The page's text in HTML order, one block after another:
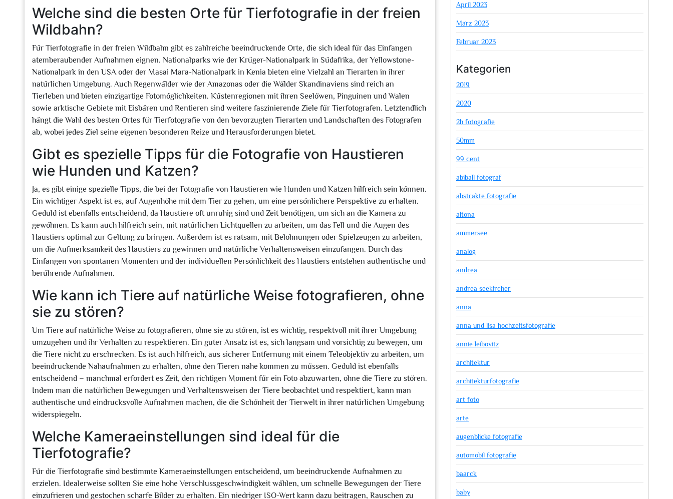
Welche sind die besten Orte für Tierfotografie in der freien
Wildbahn?
Für Tierfotografie in der freien Wildbahn gibt es zahlreiche beeindruckende Orte, die sich ideal für das Einfangen
atemberaubender Aufnahmen eignen. Nationalparks wie der Krüger-Nationalpark in Südafrika, der Yellowstone-
Nationalpark in den USA oder der Masai Mara-Nationalpark in Kenia bieten eine Vielzahl an Tierarten in ihrer
natürlichen Umgebung. Auch Regenwälder wie der Amazonas oder die Wälder Skandinaviens sind reich an
Tierleben und bieten einzigartige Fotomöglichkeiten. Küstenregionen mit ihren Seelöwen, Pinguinen und Walen
sowie arktische Gebiete mit Eisbären und Rentieren sind weitere faszinierende Ziele für Tierfotografen. Letztendlich
hängt die Wahl des besten Ortes für Tierfotografie von den bevorzugten Tierarten und Landschaften des Fotografen
ab, wobei jedes Ziel seine eigenen besonderen Reize und Herausforderungen bietet.
Gibt es spezielle Tipps für die Fotografie von Haustieren
wie Hunden und Katzen?
Ja, es gibt einige spezielle Tipps, die bei der Fotografie von Haustieren wie Hunden und Katzen hilfreich sein können.
Ein wichtiger Aspekt ist es, auf Augenhöhe mit dem Tier zu gehen, um eine persönlichere Perspektive zu erhalten.
Geduld ist ebenfalls entscheidend, da Haustiere oft unruhig sind und Zeit benötigen, um sich an die Kamera zu
gewöhnen. Es kann auch hilfreich sein, mit natürlichen Lichtquellen zu arbeiten, um das Fell und die Augen des
Haustiers optimal zur Geltung zu bringen. Außerdem ist es ratsam, mit Belohnungen oder Spielzeugen zu arbeiten,
um die Aufmerksamkeit des Haustiers zu gewinnen und natürliche Verhaltensweisen einzufangen. Durch das
Einfangen von spontanen Momenten und der individuellen Persönlichkeit des Haustiers entstehen authentische und
berührende Aufnahmen.
Wie kann ich Tiere auf natürliche Weise fotografieren, ohne
sie zu stören?
Um Tiere auf natürliche Weise zu fotografieren, ohne sie zu stören, ist es wichtig, respektvoll mit ihrer Umgebung
umzugehen und ihr Verhalten zu respektieren. Ein guter Ansatz ist es, sich langsam und vorsichtig zu bewegen, um
die Tiere nicht zu erschrecken. Es ist auch hilfreich, aus sicherer Entfernung mit einem Teleobjektiv zu arbeiten, um
beeindruckende Nahaufnahmen zu erhalten, ohne den Tieren nahe kommen zu müssen. Geduld ist ebenfalls
entscheidend – manchmal erfordert es Zeit, den richtigen Moment für ein Foto abzuwarten, ohne die Tiere zu stören.
Indem man die natürlichen Bewegungen und Verhaltensweisen der Tiere beobachtet und respektiert, kann man
authentische und eindrucksvolle Aufnahmen machen, die die Schönheit der Tierwelt in ihrer natürlichen Umgebung
widerspiegeln.
Welche Kameraeinstellungen sind ideal für die
Tierfotografie?
Für die Tierfotografie sind bestimmte Kameraeinstellungen entscheidend, um beeindruckende Aufnahmen zu
erzielen. Idealerweise sollten Sie eine hohe Verschlussgeschwindigkeit wählen, um schnelle Bewegungen der Tiere
einzufrieren und gestochen scharfe Bilder zu erhalten. Ein niedriger ISO-Wert kann dazu beitragen, Rauschen zu
April 2023
März 2023
Februar 2023
Kategorien
2019
2020
2h fotografie
50mm
99 cent
abiball fotograf
abstrakte fotografie
altona
ammersee
analog
andrea
andrea seekircher
anna
anna und lisa hochzeitsfotografie
annie leibovitz
architektur
architekturfotografie
art foto
arte
augenblicke fotografie
automobil fotografie
baarck
baby